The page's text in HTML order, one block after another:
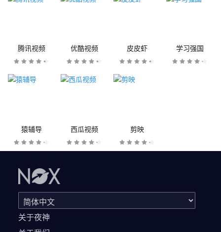
腾讯视频 优酷视频 皮皮虾 学习强国
猿辅导 西瓜视频 剪映
关于夜神